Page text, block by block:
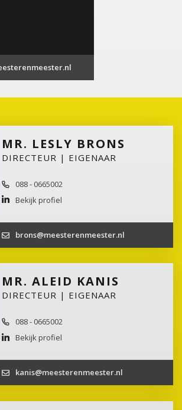
MR. LESLY BRONS
DIRECTEUR | EIGENAAR
088 - 0665002
Bekijk profiel
brons@meesterenmeester.nl
MR. ALEID KANIS
DIRECTEUR | EIGENAAR
088 - 0665002
Bekijk profiel
kanis@meesterenmeester.nl